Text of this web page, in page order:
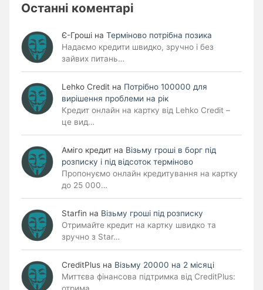
Останні коментарі
Є-Гроші на Терміново потрібна позика
Надаємо кредити швидко, зручно і без
зайвих питань…
Lehko Сredit на Потрібно 100000 для
вирішення проблеми на рік
Кредит онлайн на картку від Lehko Credit –
це вид…
Аміго кредит на Візьму гроші в борг під
розписку і під відсоток терміново
Пропонуємо онлайн кредитування на картку
до 25 000…
Starfin на Візьму гроші під розписку
Отримайте кредит на картку швидко та
зручно з Star…
CreditPlus на Візьму 20000 на 2 місяці
Миттєва фінансова підтримка від CreditPlus:
отрима…